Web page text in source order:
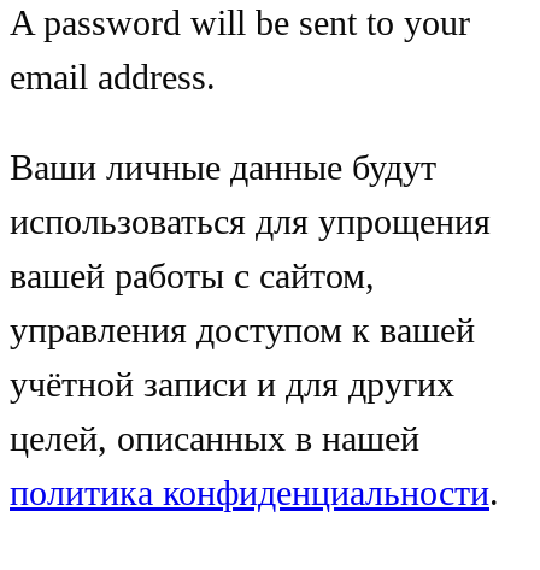
A password will be sent to your
email address.
Ваши личные данные будут
использоваться для упрощения
вашей работы с сайтом,
управления доступом к вашей
учётной записи и для других
целей, описанных в нашей
политика конфиденциальности.